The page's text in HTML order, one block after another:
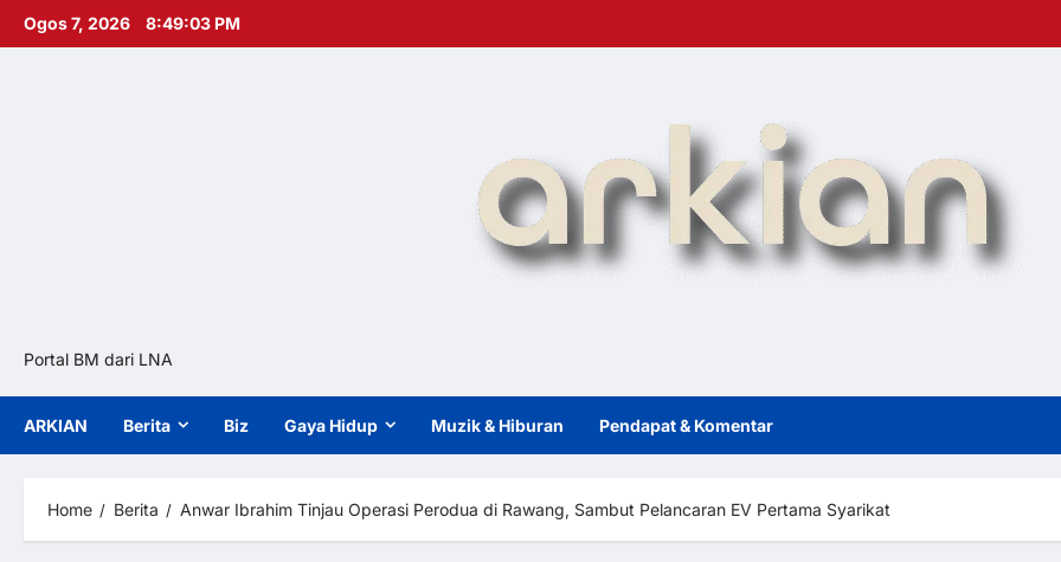
Skip
Ogos 7, 2026 8:49:04 PM
Portal BM dari LNA
ARKIAN Berita Biz Gaya Hidup Muzik & Hiburan Pendapat & Komentar
Home Berita Anwar Ibrahim Tinjau Operasi Perodua di Rawang, Sambut Pelancaran EV Pertama Syarikat